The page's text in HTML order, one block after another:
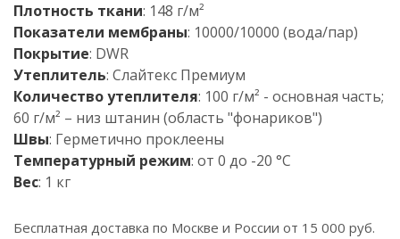
Плотность ткани: 148 г/м²
Показатели мембраны: 10000/10000 (вода/пар)
Покрытие: DWR
Утеплитель: Слайтекс Премиум
Количество утеплителя: 100 г/м² - основная часть;
60 г/м² – низ штанин (область "фонариков")
Швы: Герметично проклеены
Температурный режим: от 0 до -20 °С
Вес: 1 кг
Бесплатная доставка по Москве и России от 15 000 руб.